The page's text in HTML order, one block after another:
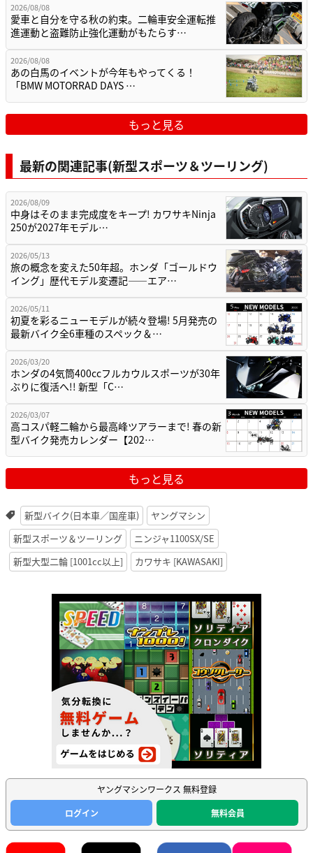
2026/08/08
愛車と自分を守る秋の約束。二輪車安全運転推
進運動と盗難防止強化運動がもたらす…
2026/08/08
あの白馬のイベントが今年もやってくる！
「BMW MOTORRAD DAYS …
もっと見る
最新の関連記事(新型スポーツ＆ツーリング)
2026/08/09
中身はそのまま完成度をキープ! カワサキNinja
250が2027年モデル…
2026/05/13
旅の概念を変えた50年超。ホンダ「ゴールドウ
イング」歴代モデル変遷記——エア…
2026/05/11
初夏を彩るニューモデルが続々登場! 5月発売の
最新バイク全6車種のスペック＆…
2026/03/20
ホンダの4気筒400ccフルカウルスポーツが30年
ぶりに復活へ!! 新型「C…
2026/03/07
高コスパ軽二輪から最高峰ツアラーまで! 春の新
型バイク発売カレンダー【202…
もっと見る
新型バイク(日本車／国産車)
ヤングマシン
新型スポーツ＆ツーリング
ニンジャ1100SX/SE
新型大型二輪 [1001cc以上]
カワサキ [KAWASAKI]
ヤングマシンワークス 無料登録
ログイン
無料会員